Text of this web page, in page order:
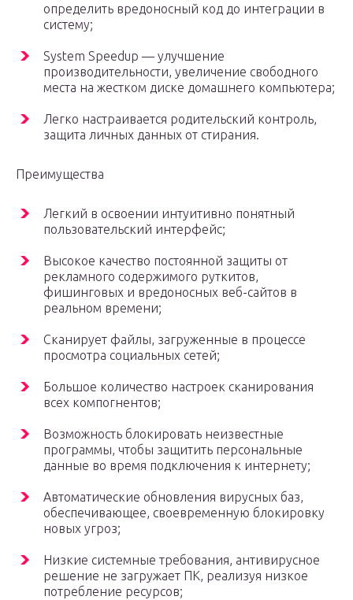
определить вредоносный код до интеграции в
систему;
System Speedup — улучшение
производительности, увеличение свободного
места на жестком диске домашнего компьютера;
Легко настраивается родительский контроль,
защита личных данных от стирания.
Преимущества
Легкий в освоении интуитивно понятный
пользовательский интерфейс;
Высокое качество постоянной защиты от
рекламного содержимого руткитов,
фишинговых и вредоносных веб-сайтов в
реальном времени;
Сканирует файлы, загруженные в процессе
просмотра социальных сетей;
Большое количество настроек сканирования
всех компогнентов;
Возможность блокировать неизвестные
программы, чтобы защитить персональные
данные во время подключения к интернету;
Автоматические обновления вирусных баз,
обеспечивающее, своевременную блокировку
новых угроз;
Низкие системные требования, антивирусное
решение не загружает ПК, реализуя низкое
потребление ресурсов;